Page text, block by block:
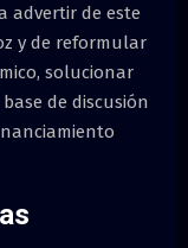
advertir de este
y de reformular
solucionar
de discusión